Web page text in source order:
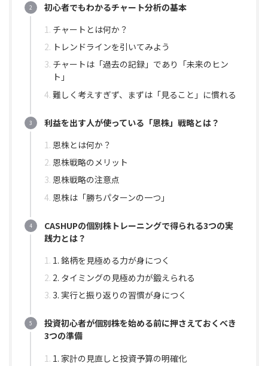
初心者でもわかるチャート分析の基本
チャートとは何か？
トレンドラインを引いてみよう
チャートは「過去の記録」であり「未来のヒン
ト」
難しく考えすぎず、まずは「見ること」に慣れる
利益を出す人が使っている「恩株」戦略とは？
恩株とは何か？
恩株戦略のメリット
恩株戦略の注意点
恩株は「勝ちパターンの一つ」
CASHUPの個別株トレーニングで得られる3つの実
践力とは？
1. 銘柄を見極める力が身につく
2. タイミングの見極め力が鍛えられる
3. 実行と振り返りの習慣が身につく
投資初心者が個別株を始める前に押さえておくべき
3つの準備
1. 家計の見直しと投資予算の明確化